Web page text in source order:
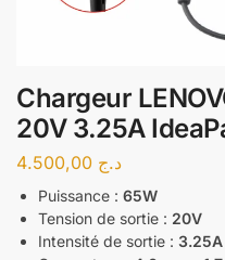
Chargeur
20V 3.25A
د.ج
Puissance : 65W
Tension de sortie : 20V
Intensité de sortie : 3.25A